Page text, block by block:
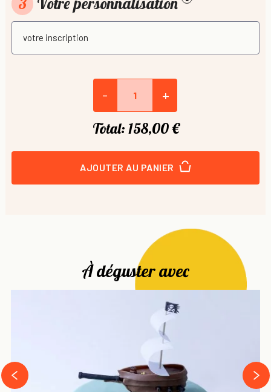
- +
Total: 158,00 €
AJOUTER AU PANIER
À déguster avec
prev
next